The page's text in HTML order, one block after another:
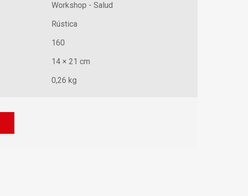
Workshop - Salud
Rústica
160
14 × 21 cm
0,26 kg